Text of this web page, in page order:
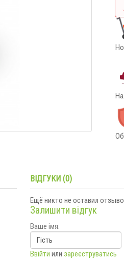
ВІДГУКИ (0)
Ещё никто не оставил
Залишити відгук
Ваше імя:
Ввійти или зареєструватись